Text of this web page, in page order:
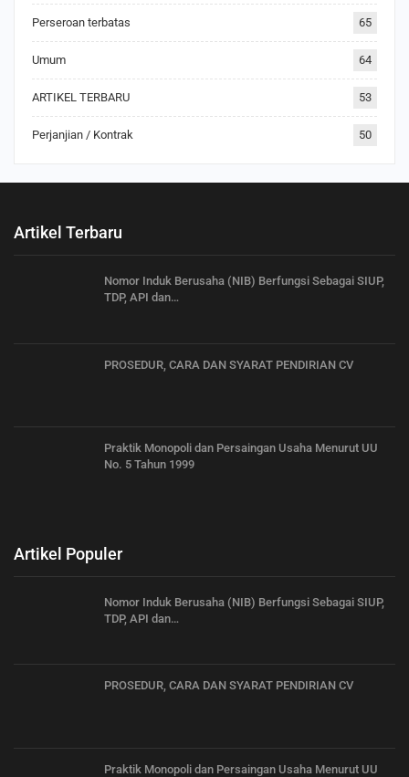
Perseroan terbatas 65
Umum 64
ARTIKEL TERBARU 53
Perjanjian / Kontrak 50
Artikel Terbaru
Nomor Induk Berusaha (NIB) Berfungsi Sebagai SIUP,
TDP, API dan…
PROSEDUR, CARA DAN SYARAT PENDIRIAN CV
Praktik Monopoli dan Persaingan Usaha Menurut UU
No. 5 Tahun 1999
Artikel Populer
Nomor Induk Berusaha (NIB) Berfungsi Sebagai SIUP,
TDP, API dan…
PROSEDUR, CARA DAN SYARAT PENDIRIAN CV
Praktik Monopoli dan Persaingan Usaha Menurut UU